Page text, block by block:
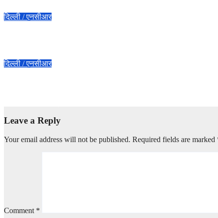
दिल्ली / एनसीआर
दिल्ली / एनसीआर
Leave a Reply
Your email address will not be published. Required fields are marked
Comment *